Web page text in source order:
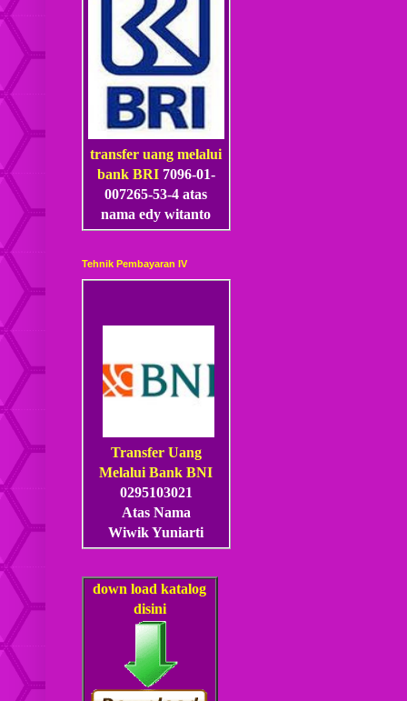
transfer uang melalui
bank BRI 7096-01-
007265-53-4 atas
nama edy witanto
Tehnik Pembayaran IV
Transfer Uang
Melalui Bank BNI
0295103021
Atas Nama
Wiwik Yuniarti
down load katalog
disini